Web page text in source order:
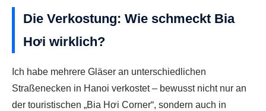
Die Verkostung: Wie schmeckt Bia
Hơi wirklich?
Ich habe mehrere Gläser an unterschiedlichen
Straßenecken in Hanoi verkostet – bewusst nicht nur an
der touristischen „Bia Hơi Corner“, sondern auch in